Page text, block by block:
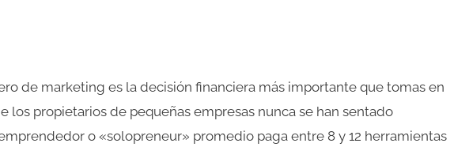
de marketing es la decisión financiera más importante que tomas en
los propietarios de pequeñas empresas nunca se han sentado
o «solopreneur» promedio paga entre 8 y 12 herramientas